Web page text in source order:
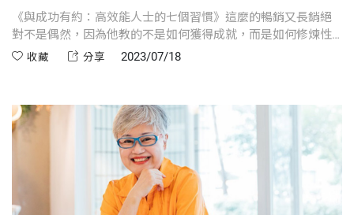
《與成功有約：高效能人士的七個習慣》這麼的暢銷又長銷絕
對不是偶然，因為他教的不是如何獲得成就，而是如何修煉性
格；他教的不是技巧，而是永恆的原則。那這七個習慣是什麼
收藏 分享 2023/07/18